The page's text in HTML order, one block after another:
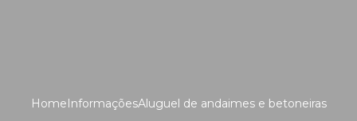
HomeInformaçõesAluguel de andaimes e betoneiras